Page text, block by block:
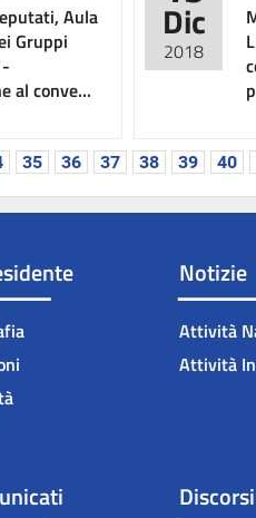
Aula
Gruppi
al conve...
Dic
2018
35 36 37 38 39 40
Notizie
Attività
Attività
Discorsi